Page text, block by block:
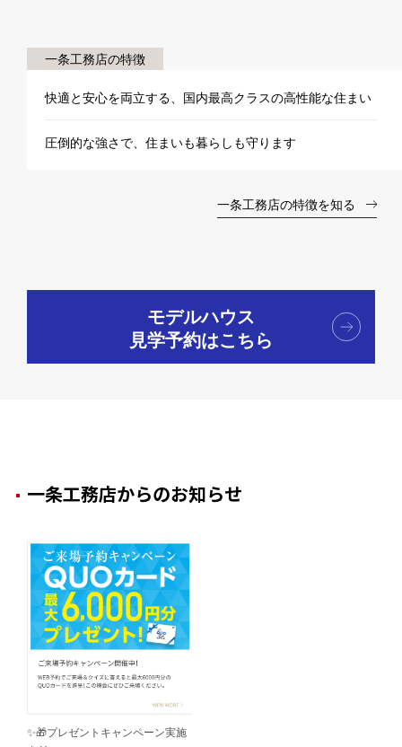
一条工務店の特徴
快適と安心を両立する、国内最高クラスの高性能な住まい
圧倒的な強さで、住まいも暮らしも守ります
一条工務店の特徴を知る
モデルハウス
見学予約はこちら
一条工務店からのお知らせ
✨🎁プレゼントキャンペーン実施